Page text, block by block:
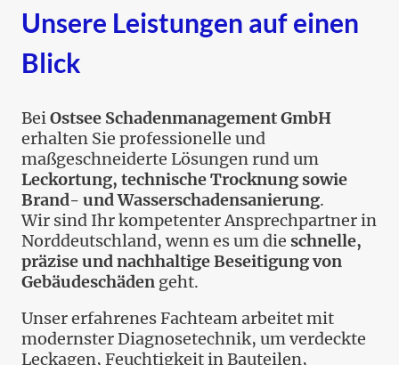
Unsere Leistungen auf einen
Blick
BeiOstsee Schadenmanagement GmbH
erhalten Sie professionelle und
maßgeschneiderte Lösungen rund um
Leckortung, technische Trocknung sowie
Brand- und Wasserschadensanierung.
Wir sind Ihr kompetenter Ansprechpartner in
Norddeutschland, wenn es um die schnelle,
präzise und nachhaltige Beseitigung von
Gebäudeschäden geht.
Unser erfahrenes Fachteam arbeitet mit
modernster Diagnosetechnik, um verdeckte
Leckagen, Feuchtigkeit in Bauteilen,